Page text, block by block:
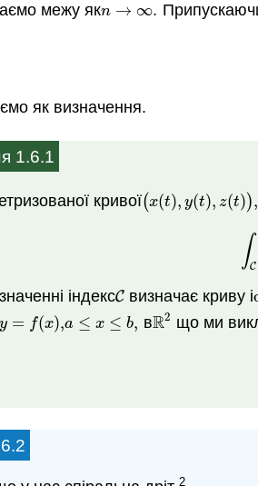
межу якn → ∞.
n→∞.
як визначення.
1.6.1
кривої(x(t), y(t), z(t)),
(x(t),y (t),z( t)),
∫C
індексC
C визначає криву і
y = f(x),
=f( x), a ≤ x ≤ b,
a≤x ≤b , вR2
R2 що ми
2